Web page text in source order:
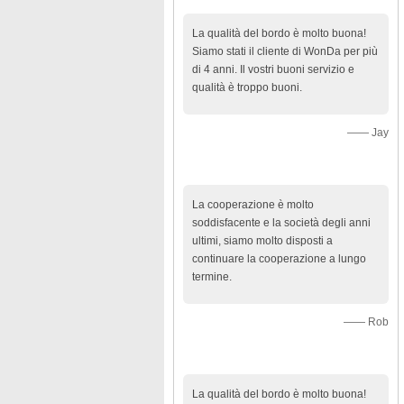
La qualità del bordo è molto buona!
Siamo stati il cliente di WonDa per più
di 4 anni. Il vostri buoni servizio e
qualità è troppo buoni.
—— Jay
La cooperazione è molto
soddisfacente e la società degli anni
ultimi, siamo molto disposti a
continuare la cooperazione a lungo
termine.
—— Rob
La qualità del bordo è molto buona!